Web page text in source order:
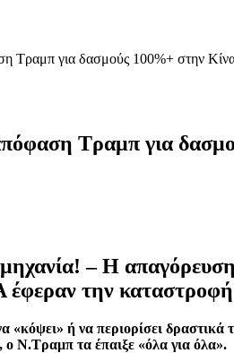
Τραμπ για δασμούς 100%+ στην
Τραμπ για
– Η
έφεραν την καταστροφή
ή να περιορίσει
ο Ν.Τραμπ τα έπαιξε «όλα για όλα».